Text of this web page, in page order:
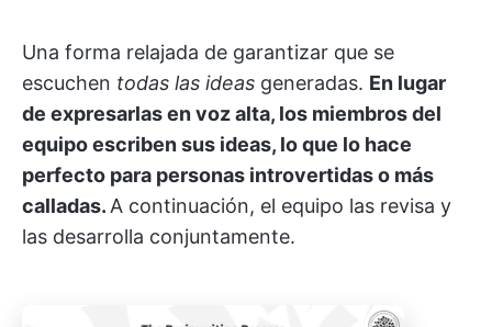
Una forma relajada de garantizar que se
escuchen todas las ideas generadas. En lugar
de expresarlas en voz alta, los miembros del
equipo escriben sus ideas, lo que lo hace
perfecto para personas introvertidas o más
calladas.A continuación, el equipo las revisa y
las desarrolla conjuntamente.